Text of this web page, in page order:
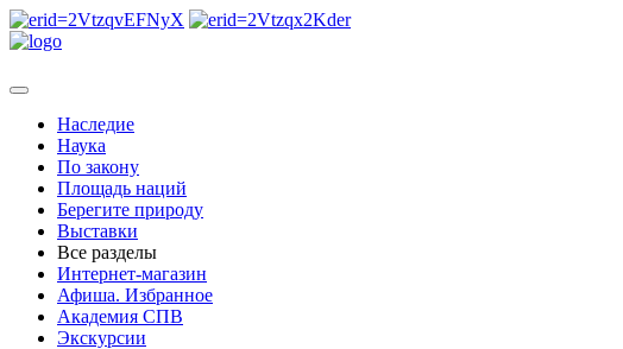
Наследие
Наука
По закону
Площадь наций
Берегите природу
Выставки
Все разделы
Интернет-магазин
Афиша. Избранное
Академия СПВ
Экскурсии